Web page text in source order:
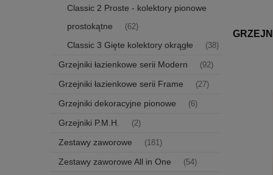
Classic 2 Proste - kolektory pionowe
prostokątne
(62)
Classic 3 Gięte kolektory okrągłe (38)
Grzejniki łazienkowe serii Modern (92)
Grzejniki łazienkowe serii Frame (27)
Grzejniki dekoracyjne pionowe (6)
Grzejniki P.M.H. (2)
Zestawy zaworowe (181)
Zestawy zaworowe All in One (54)